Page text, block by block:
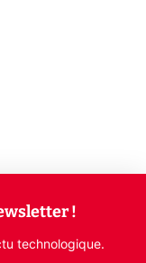
!
technologique.